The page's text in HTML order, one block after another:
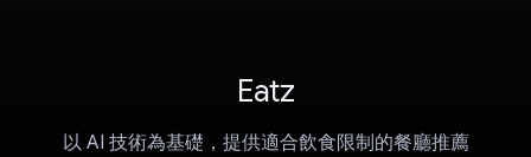
Eatz
以 AI 技術為基礎，提供適合飲食限制的餐廳推薦